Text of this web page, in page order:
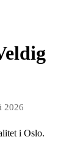
2026
i Oslo.